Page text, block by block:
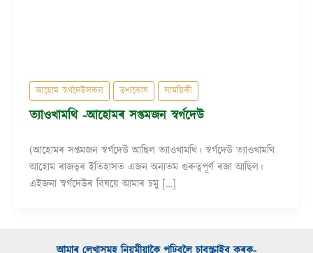
আহোম স্বৰ্গদেউসকল তথ্যকোষ সাময়িকী
ত্যাওখামথি -আহোমৰ সপ্তমজন স্বৰ্গদেউ
(আহোমৰ সপ্তমজন স্বৰ্গদেউ আছিল ত্যাওখামথি। স্বৰ্গদেউ ত্যাওখামথি
আহোম ৰাজত্বৰ ইতিহাসত এজন অন্যতম গুৰুত্বপূৰ্ণ ৰজা আছিল।
এইজনা স্বৰ্গদেউৰ বিষয়ে আমাৰ চমু […]